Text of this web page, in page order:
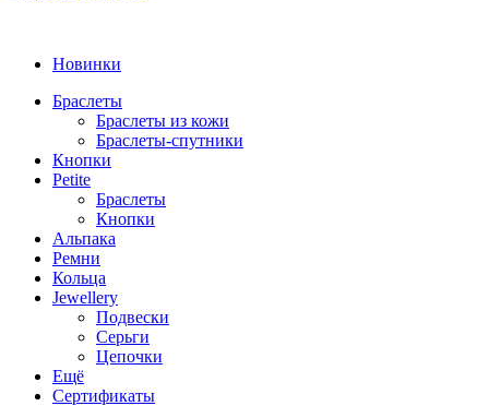
Новинки
Браслеты
Браслеты из кожи
Браслеты-спутники
Кнопки
Petite
Браслеты
Кнопки
Альпака
Ремни
Кольца
Jewellery
Подвески
Серьги
Цепочки
Ещё
Сертификаты